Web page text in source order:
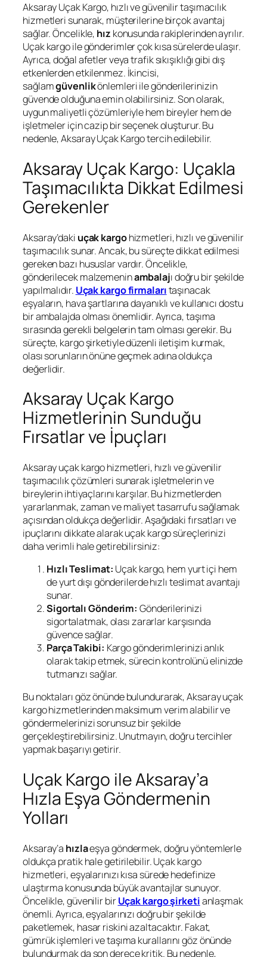
Aksaray Uçak Kargo, hızlı ve güvenilir taşımacılık
hizmetleri sunarak, müşterilerine birçok avantaj
sağlar. Öncelikle, hız konusunda rakiplerinden ayrılır.
Uçak kargo ile gönderimler çok kısa sürelerde ulaşır.
Ayrıca, doğal afetler veya trafik sıkışıklığı gibi dış
etkenlerden etkilenmez. İkincisi,
sağlamgüvenlikönlemleri ile gönderilerinizin
güvende olduğuna emin olabilirsiniz. Son olarak,
uygun maliyetli çözümleriyle hem bireyler hem de
işletmeler için cazip bir seçenek oluşturur. Bu
nedenle, Aksaray Uçak Kargo tercih edilebilir.
Aksaray Uçak Kargo: Uçakla
Taşımacılıkta Dikkat Edilmesi
Gerekenler
Aksaray’daki uçak kargohizmetleri, hızlı ve güvenilir
taşımacılık sunar. Ancak, bu süreçte dikkat edilmesi
gereken bazı hususlar vardır. Öncelikle,
gönderilecek malzemeninambalajı doğru bir şekilde
yapılmalıdır. Uçak kargo firmalarıtaşınacak
eşyaların, hava şartlarına dayanıklı ve kullanıcı dostu
bir ambalajda olması önemlidir. Ayrıca, taşıma
sırasında gerekli belgelerin tam olması gerekir. Bu
süreçte, kargo şirketiyle düzenli iletişim kurmak,
olası sorunların önüne geçmek adına oldukça
değerlidir.
Aksaray Uçak Kargo
Hizmetlerinin Sunduğu
Fırsatlar ve İpuçları
Aksaray uçak kargo hizmetleri, hızlı ve güvenilir
taşımacılık çözümleri sunarak işletmelerin ve
bireylerin ihtiyaçlarını karşılar. Bu hizmetlerden
yararlanmak, zaman ve maliyet tasarrufu sağlamak
açısından oldukça değerlidir. Aşağıdaki fırsatları ve
ipuçlarını dikkate alarak uçak kargo süreçlerinizi
daha verimli hale getirebilirsiniz:
Hızlı Teslimat: Uçak kargo, hem yurt içi hem
de yurt dışı gönderilerde hızlı teslimat avantajı
sunar.
Sigortalı Gönderim: Gönderilerinizi
sigortalatmak, olası zararlar karşısında
güvence sağlar.
Parça Takibi: Kargo gönderimlerinizi anlık
olarak takip etmek, sürecin kontrolünü elinizde
tutmanızı sağlar.
Bu noktaları göz önünde bulundurarak, Aksaray uçak
kargo hizmetlerinden maksimum verim alabilir ve
göndermelerinizi sorunsuz bir şekilde
gerçekleştirebilirsiniz. Unutmayın, doğru tercihler
yapmak başarıyı getirir.
Uçak Kargo ile Aksaray’a
Hızla Eşya Göndermenin
Yolları
Aksaray’a hızlaeşya göndermek, doğru yöntemlerle
oldukça pratik hale getirilebilir. Uçak kargo
hizmetleri, eşyalarınızı kısa sürede hedefinize
ulaştırma konusunda büyük avantajlar sunuyor.
Öncelikle, güvenilir birUçak kargo şirketianlaşmak
önemli. Ayrıca, eşyalarınızı doğru bir şekilde
paketlemek, hasar riskini azaltacaktır. Fakat,
gümrük işlemleri ve taşıma kurallarını göz önünde
bulundurmak da son derece kritik. Bu nedenle,